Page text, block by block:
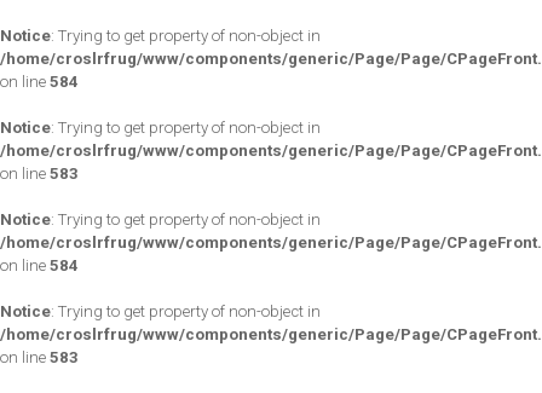
Notice: Trying to get property of non-object in
/home/croslrfrug/www/components/generic/Page/Page/
on line 584
Notice: Trying to get property of non-object in
/home/croslrfrug/www/components/generic/Page/Page/
on line 583
Notice: Trying to get property of non-object in
/home/croslrfrug/www/components/generic/Page/Page/
on line 584
Notice: Trying to get property of non-object in
/home/croslrfrug/www/components/generic/Page/Page/
on line 583